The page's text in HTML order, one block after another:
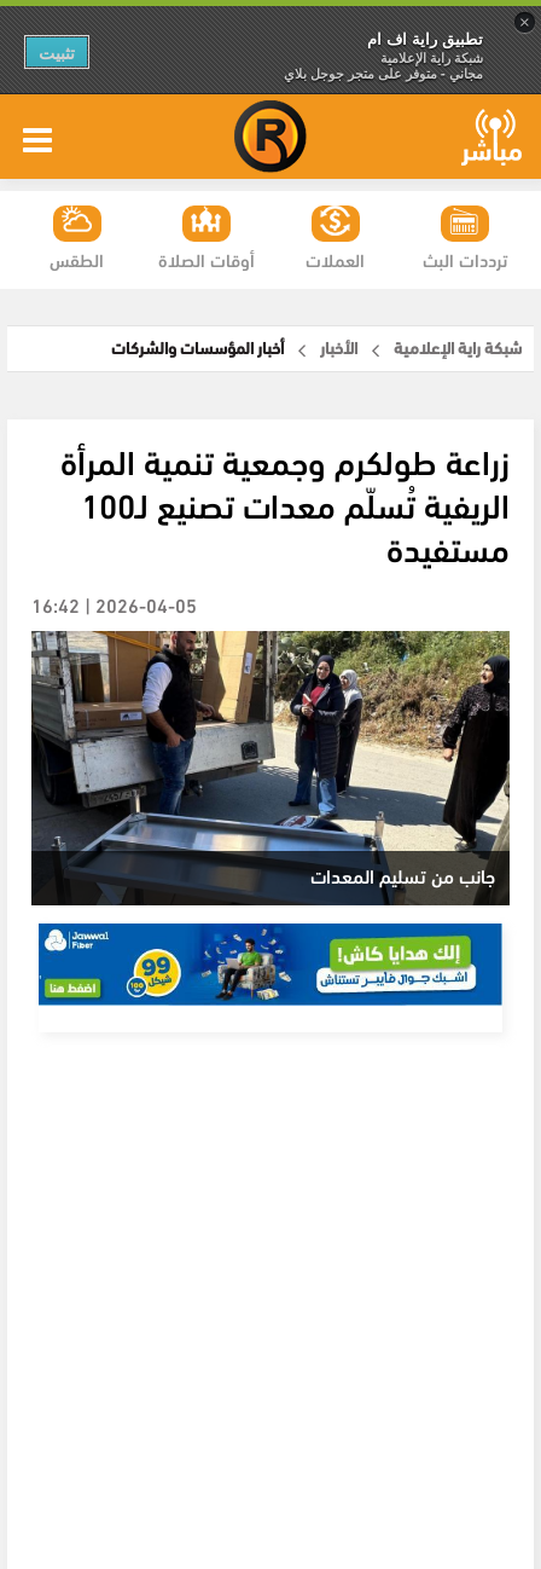
×
تطبيق راية اف ام
شبكة راية الإعلامية
مجاني - متوفر على متجر جوجل بلاي
تثبيت
الطقس أوقات الصلاة العملات ترددات البث
شبكة راية الإعلامية الأخبار أخبار المؤسسات والشركات
زراعة طولكرم وجمعية تنمية المرأة
الريفية تُسلّم معدات تصنيع لـ100
مستفيدة
2026-04-05 | 16:42
جانب من تسليم المعدات